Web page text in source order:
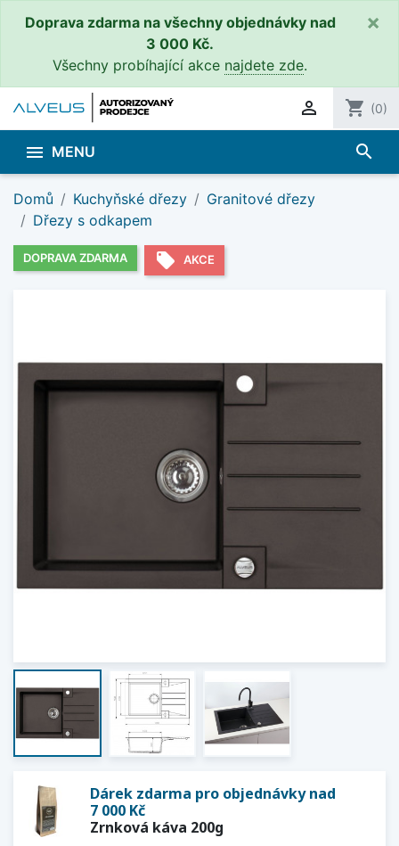
Doprava zdarma na všechny objednávky nad
3 000 Kč.
Všechny probíhající akce najdete zde.
×
 shopping_cart (0)
 MENU search
Domů Kuchyňské dřezy
Granitové dřezy
Dřezy s odkapem
DOPRAVA ZDARMA local_offer AKCE
Dárek zdarma pro objednávky nad
7 000 Kč
Zrnková káva 200g